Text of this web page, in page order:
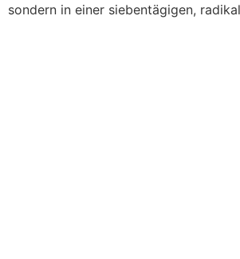
sondern in einer siebentägigen,